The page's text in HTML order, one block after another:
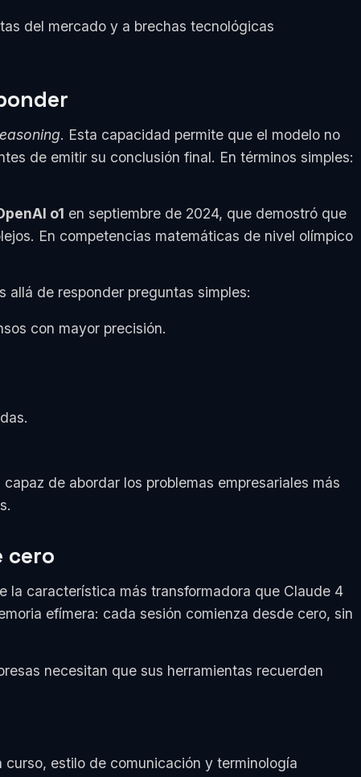
del mercado y a brechas tecnológicas
. Esta capacidad permite que el modelo no
de emitir su conclusión final. En términos simples:
o1 en septiembre de 2024, que demostró que
En competencias matemáticas de nivel olímpico
allá de responder preguntas simples:
con mayor precisión.
capaz de abordar los problemas empresariales más
cero
la característica más transformadora que Claude 4
efímera: cada sesión comienza desde cero, sin
necesitan que sus herramientas recuerden
estilo de comunicación y terminología